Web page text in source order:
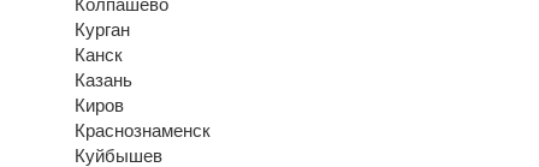
Колпашево
Курган
Канск
Казань
Киров
Краснознаменск
Куйбышев